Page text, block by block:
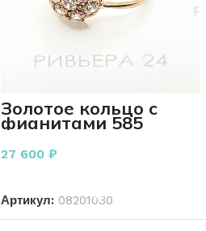
Золотое кольцо с
фианитами 585
пробы 3.68 грамм
27 600₽
Артикул: 08201030